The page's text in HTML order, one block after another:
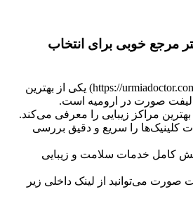
مرجع خوبی برای انتخاب
(https://urmiadoctor.com) یکی از بهترین
لیفت صورت در ارومیه است.
مراکز زیبایی را معرفی می‌کند.
کلینیک‌ها را سریع و دقیق بررسی
کامل خدمات سلامت و زیبایی
صورت می‌توانید از لینک داخلی زیر